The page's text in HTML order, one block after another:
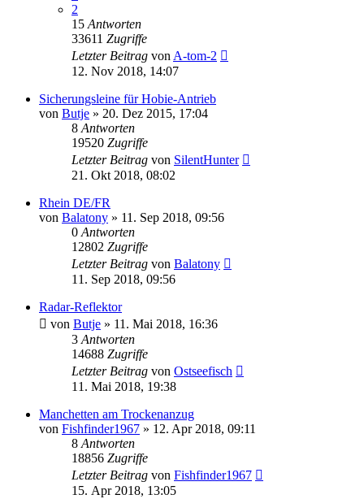
2
15 Antworten
33611 Zugriffe
Letzter Beitrag von A-tom-2
12. Nov 2018, 14:07
Sicherungsleine für Hobie-Antrieb
von Butje » 20. Dez 2015, 17:04
8 Antworten
19520 Zugriffe
Letzter Beitrag von SilentHunter
21. Okt 2018, 08:02
Rhein DE/FR
von Balatony » 11. Sep 2018, 09:56
0 Antworten
12802 Zugriffe
Letzter Beitrag von Balatony
11. Sep 2018, 09:56
Radar-Reflektor
von Butje » 11. Mai 2018, 16:36
3 Antworten
14688 Zugriffe
Letzter Beitrag von Ostseefisch
11. Mai 2018, 19:38
Manchetten am Trockenanzug
von Fishfinder1967 » 12. Apr 2018, 09:11
8 Antworten
18856 Zugriffe
Letzter Beitrag von Fishfinder1967
15. Apr 2018, 13:05